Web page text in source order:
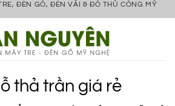
ĐÈN GỖ, ĐÈN VẢI & ĐỒ THỦ CÔNG MỸ
thả trần giá rẻ